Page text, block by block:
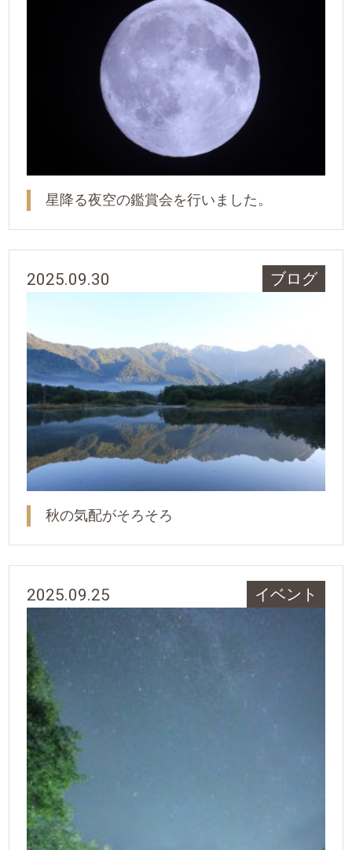
星降る夜空の鑑賞会を行いました。
2025.09.30 ブログ
秋の気配がそろそろ
2025.09.25 イベント